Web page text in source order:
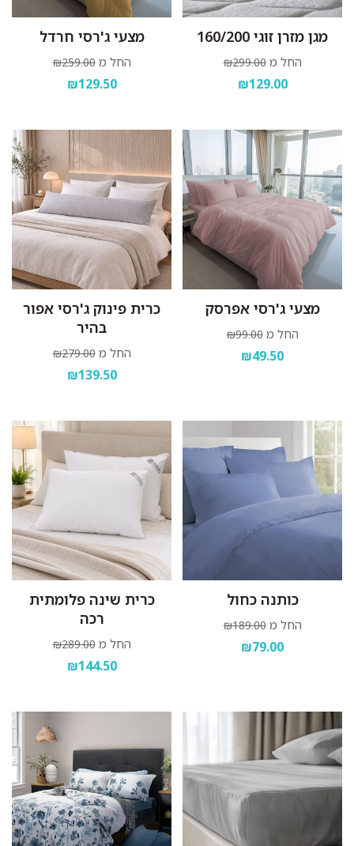
מגן מזרן זוגי 160/200
החל מ ₪299.00
₪129.00
מצעי ג'רסי חרדל
החל מ ₪259.00
₪129.50
מצעי ג'רסי אפרסק
החל מ ₪99.00
₪49.50
כרית פינוק ג'רסי אפור
בהיר
החל מ ₪279.00
₪139.50
כותנה כחול
החל מ ₪189.00
₪79.00
כרית שינה פלומתית
רכה
החל מ ₪289.00
₪144.50